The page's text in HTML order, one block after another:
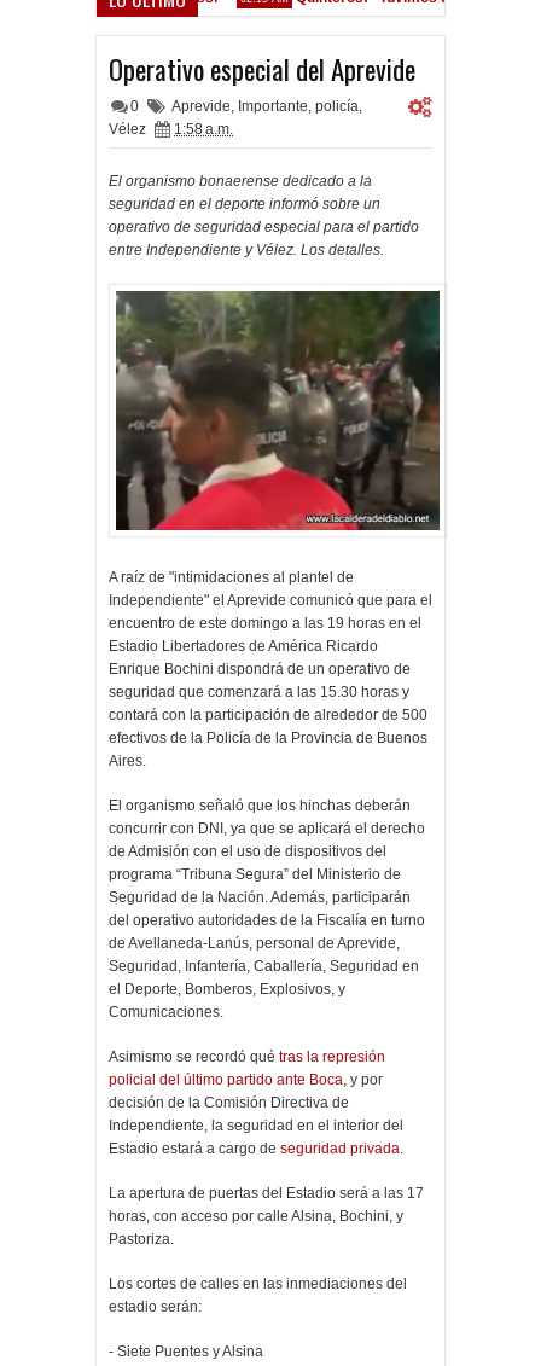
Operativo especial del Aprevide
0 Aprevide, Importante, policía,
Vélez
1:58 a.m.
El organismo bonaerense dedicado a la
seguridad en el deporte informó sobre un
operativo de seguridad especial para el partido
entre Independiente y Vélez. Los detalles.
A raíz de "intimidaciones al plantel de
Independiente" el Aprevide comunicó que para el
encuentro de este domingo a las 19 horas en el
Estadio Libertadores de América Ricardo
Enrique Bochini dispondrá de un operativo de
seguridad que comenzará a las 15.30 horas y
contará con la participación de alrededor de 500
efectivos de la Policía de la Provincia de Buenos
Aires.
El organismo señaló que los hinchas deberán
concurrir con DNI, ya que se aplicará el derecho
de Admisión con el uso de dispositivos del
programa “Tribuna Segura” del Ministerio de
Seguridad de la Nación. Además, participarán
del operativo autoridades de la Fiscalía en turno
de Avellaneda-Lanús, personal de Aprevide,
Seguridad, Infantería, Caballería, Seguridad en
el Deporte, Bomberos, Explosivos, y
Comunicaciones.
Asimismo se recordó qué tras la represión
policial del último partido ante Boca , y por
decisión de la Comisión Directiva de
Independiente, la seguridad en el interior del
Estadio estará a cargo de seguridad privada
La apertura de puertas del Estadio será a las 17
horas, con acceso por calle Alsina, Bochini, y
Pastoriza.
Los cortes de calles en las inmediaciones del
estadio serán:
- Siete Puentes y Alsina